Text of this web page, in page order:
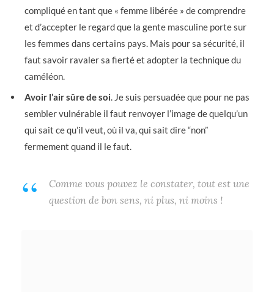
compliqué en tant que « femme libérée » de comprendre
et d’accepter le regard que la gente masculine porte sur
les femmes dans certains pays. Mais pour sa sécurité, il
faut savoir ravaler sa fierté et adopter la technique du
caméléon.
Avoir l’air sûre de soi. Je suis persuadée que pour ne pas
sembler vulnérable il faut renvoyer l’image de quelqu’un
qui sait ce qu’il veut, où il va, qui sait dire “non”
fermement quand il le faut.
Comme vous pouvez le constater, tout est une
question de bon sens, ni plus, ni moins !